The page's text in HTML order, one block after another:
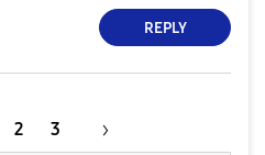
REPLY
2 3